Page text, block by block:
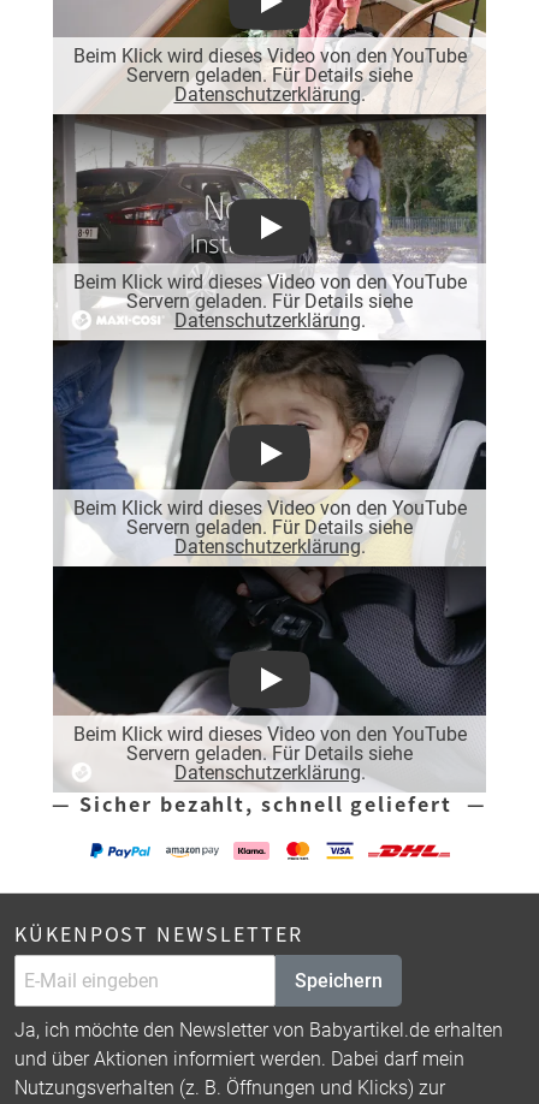
Beim Klick wird dieses Video von den YouTube
Servern geladen. Für Details siehe
Datenschutzerklärung.
Play
Beim Klick wird dieses Video von den YouTube
Servern geladen. Für Details siehe
Datenschutzerklärung.
Play
Beim Klick wird dieses Video von den YouTube
Servern geladen. Für Details siehe
Datenschutzerklärung.
Play
Beim Klick wird dieses Video von den YouTube
Servern geladen. Für Details siehe
Datenschutzerklärung.
Play
— Sicher bezahlt, schnell geliefert —
KÜKENPOST NEWSLETTER
Speichern
Ja, ich möchte den Newsletter von Babyartikel.de erhalten
und über Aktionen informiert werden. Dabei darf mein
Nutzungsverhalten (z. B. Öffnungen und Klicks) zur